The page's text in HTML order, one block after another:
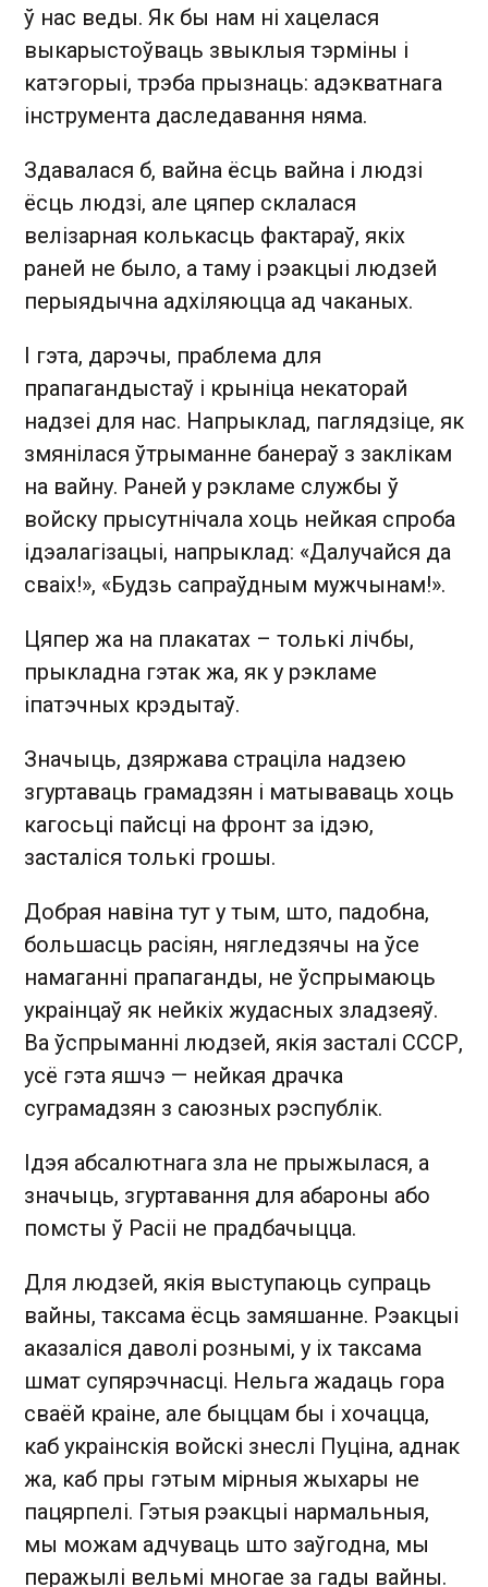
ў нас веды. Як бы нам ні хацелася
выкарыстоўваць звыклыя тэрміны і
катэгорыі, трэба прызнаць: адэкватнага
інструмента даследавання няма.
Здавалася б, вайна ёсць вайна і людзі
ёсць людзі, але цяпер склалася
велізарная колькасць фактараў, якіх
раней не было, а таму і рэакцыі людзей
перыядычна адхіляюцца ад чаканых.
І гэта, дарэчы, праблема для
прапагандыстаў і крыніца некаторай
надзеі для нас. Напрыклад, паглядзіце, як
змянілася ўтрыманне банераў з заклікам
на вайну. Раней у рэкламе службы ў
войску прысутнічала хоць нейкая спроба
ідэалагізацыі, напрыклад: «Далучайся да
сваіх!», «Будзь сапраўдным мужчынам!».
Цяпер жа на плакатах – толькі лічбы,
прыкладна гэтак жа, як у рэкламе
іпатэчных крэдытаў.
Значыць, дзяржава страціла надзею
згуртаваць грамадзян і матываваць хоць
кагосьці пайсці на фронт за ідэю,
засталіся толькі грошы.
Добрая навіна тут у тым, што, падобна,
большасць расіян, нягледзячы на ўсе
намаганні прапаганды, не ўспрымаюць
украінцаў як нейкіх жудасных зладзеяў.
Ва ўспрыманні людзей, якія засталі СССР,
усё гэта яшчэ — нейкая драчка
суграмадзян з саюзных рэспублік.
Ідэя абсалютнага зла не прыжылася, а
значыць, згуртавання для абароны або
помсты ў Расіі не прадбачыцца.
Для людзей, якія выступаюць супраць
вайны, таксама ёсць замяшанне. Рэакцыі
аказаліся даволі рознымі, у іх таксама
шмат супярэчнасці. Нельга жадаць гора
сваёй краіне, але быццам бы і хочацца,
каб украінскія войскі знеслі Пуціна, аднак
жа, каб пры гэтым мірныя жыхары не
пацярпелі. Гэтыя рэакцыі нармальныя,
мы можам адчуваць што заўгодна, мы
перажылі вельмі многае за гады вайны.